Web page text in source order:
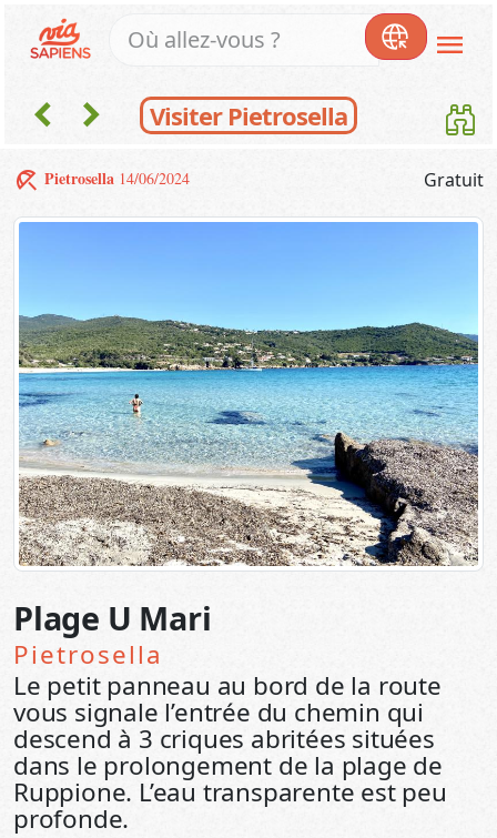
menu
chevron_left chevron_right Visiter Pietrosella
beach_access Pietrosella 14/06/2024 Gratuit
Plage U Mari
Pietrosella
Le petit panneau au bord de la route
vous signale l’entrée du chemin qui
descend à 3 criques abritées situées
dans le prolongement de la plage de
Ruppione. L’eau transparente est peu
profonde.